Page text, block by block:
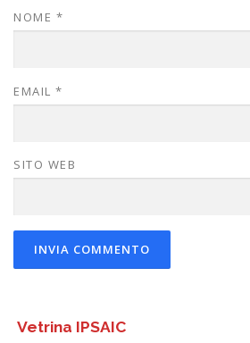
NOME *
EMAIL *
SITO WEB
Vetrina IPSAIC